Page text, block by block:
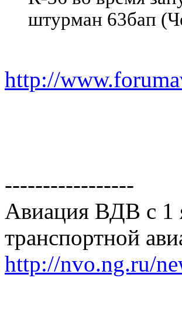
штурман 63бап
http://
-----------------
Авиация ВДВ с 1
транспортной
http://nvo.ng.ru/